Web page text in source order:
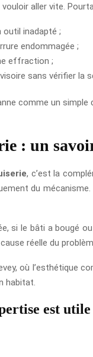
aller vite.
outil inadapté ;
endommagée ;
effraction ;
sans vérifier la
comme un
: un
, c’est la
du
si le bâti a bougé
réelle du
où l’esthétique
habitat.
est